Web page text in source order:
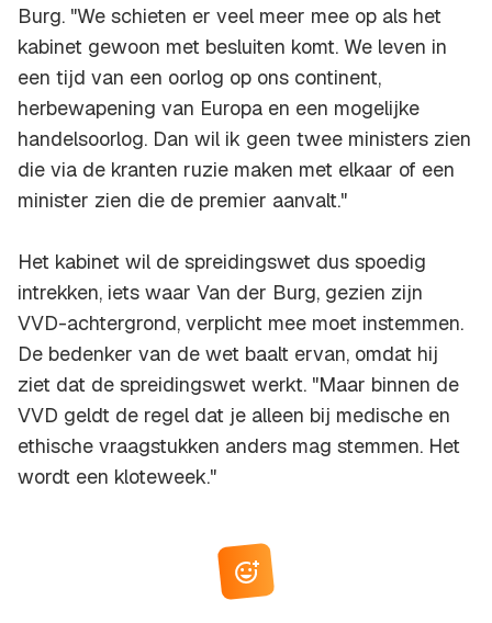
Burg. "We schieten er veel meer mee op als het
kabinet gewoon met besluiten komt. We leven in
een tijd van een oorlog op ons continent,
herbewapening van Europa en een mogelijke
handelsoorlog. Dan wil ik geen twee ministers zien
die via de kranten ruzie maken met elkaar of een
minister zien die de premier aanvalt."
Het kabinet wil de spreidingswet dus spoedig
intrekken, iets waar Van der Burg, gezien zijn
VVD-achtergrond, verplicht mee moet instemmen.
De bedenker van de wet baalt ervan, omdat hij
ziet dat de spreidingswet werkt. "Maar binnen de
VVD geldt de regel dat je alleen bij medische en
ethische vraagstukken anders mag stemmen. Het
wordt een kloteweek."